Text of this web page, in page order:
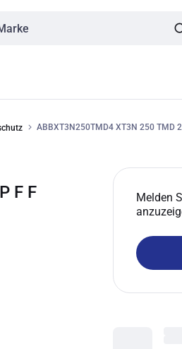
ABBXT3N250TMD4 XT3N 250 TMD
F F
Melden